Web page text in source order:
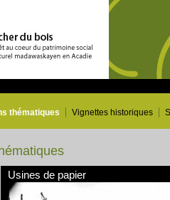
thématiques Vignettes historiques
Usines de papier